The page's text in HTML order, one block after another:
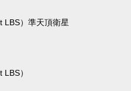
LBS）準天頂衛星
）